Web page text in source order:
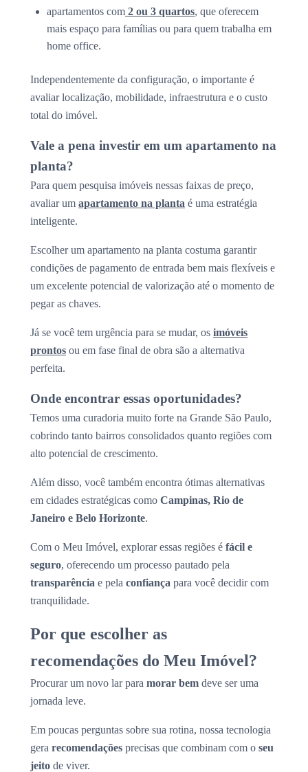
apartamentos com 2 ou 3 quartos, que oferecem
mais espaço para famílias ou para quem trabalha em
home office.
Independentemente da configuração, o importante é
avaliar localização, mobilidade, infraestrutura e o custo
total do imóvel.
Vale a pena investir em um apartamento na
planta?
Para quem pesquisa imóveis nessas faixas de preço,
avaliar um apartamento na planta é uma estratégia
inteligente.
Escolher um apartamento na planta costuma garantir
condições de pagamento de entrada bem mais flexíveis e
um excelente potencial de valorização até o momento de
pegar as chaves.
Já se você tem urgência para se mudar, os imóveis
prontos ou em fase final de obra são a alternativa
perfeita.
Onde encontrar essas oportunidades?
Temos uma curadoria muito forte na Grande São Paulo,
cobrindo tanto bairros consolidados quanto regiões com
alto potencial de crescimento.
Além disso, você também encontra ótimas alternativas
em cidades estratégicas como Campinas, Rio de
Janeiro e Belo Horizonte.
Com o Meu Imóvel, explorar essas regiões é fácil e
seguro, oferecendo um processo pautado pela
transparência e pela confiança para você decidir com
tranquilidade.
Por que escolher as
recomendações do Meu Imóvel?
Procurar um novo lar para morar bem deve ser uma
jornada leve.
Em poucas perguntas sobre sua rotina, nossa tecnologia
gera recomendações precisas que combinam com o seu
jeito de viver.